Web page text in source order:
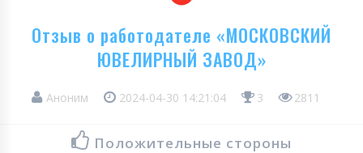
Отзыв о работодателе «МОСКОВСКИЙ
ЮВЕЛИРНЫЙ ЗАВОД»
Аноним 2024-04-30 14:21:04 3 2811
Положительные стороны